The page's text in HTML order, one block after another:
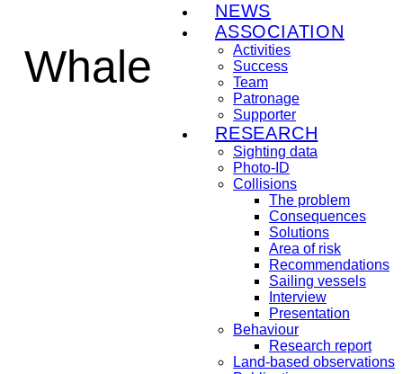
NEWS
ASSOCIATION
Activities
Success
Team
Patronage
Supporter
RESEARCH
Sighting data
Photo-ID
Collisions
The problem
Consequences
Solutions
Area of risk
Recommendations
Sailing vessels
Interview
Presentation
Behaviour
Research report
Land-based observations
Whale